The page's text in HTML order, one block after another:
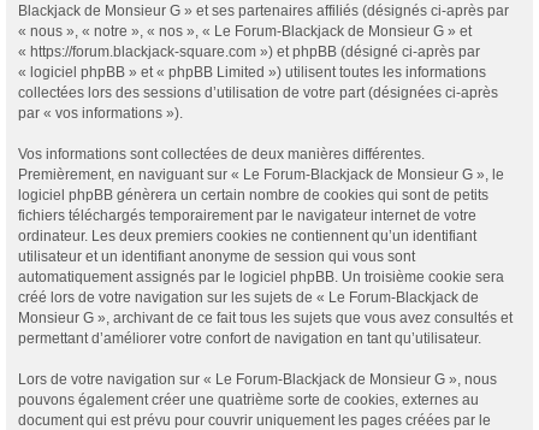
Blackjack de Monsieur G » et ses partenaires affiliés (désignés ci-après par
« nous », « notre », « nos », « Le Forum-Blackjack de Monsieur G » et
« https://forum.blackjack-square.com ») et phpBB (désigné ci-après par
« logiciel phpBB » et « phpBB Limited ») utilisent toutes les informations
collectées lors des sessions d’utilisation de votre part (désignées ci-après
par « vos informations »).
Vos informations sont collectées de deux manières différentes.
Premièrement, en naviguant sur « Le Forum-Blackjack de Monsieur G », le
logiciel phpBB génèrera un certain nombre de cookies qui sont de petits
fichiers téléchargés temporairement par le navigateur internet de votre
ordinateur. Les deux premiers cookies ne contiennent qu’un identifiant
utilisateur et un identifiant anonyme de session qui vous sont
automatiquement assignés par le logiciel phpBB. Un troisième cookie sera
créé lors de votre navigation sur les sujets de « Le Forum-Blackjack de
Monsieur G », archivant de ce fait tous les sujets que vous avez consultés et
permettant d’améliorer votre confort de navigation en tant qu’utilisateur.
Lors de votre navigation sur « Le Forum-Blackjack de Monsieur G », nous
pouvons également créer une quatrième sorte de cookies, externes au
document qui est prévu pour couvrir uniquement les pages créées par le